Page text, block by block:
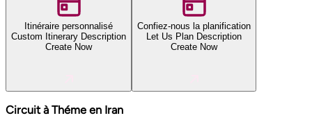
Itinéraire personnalisé
Custom Itinerary Description
Create Now
Confiez-nous la planification
Let Us Plan Description
Create Now
Circuit à Théme en Iran